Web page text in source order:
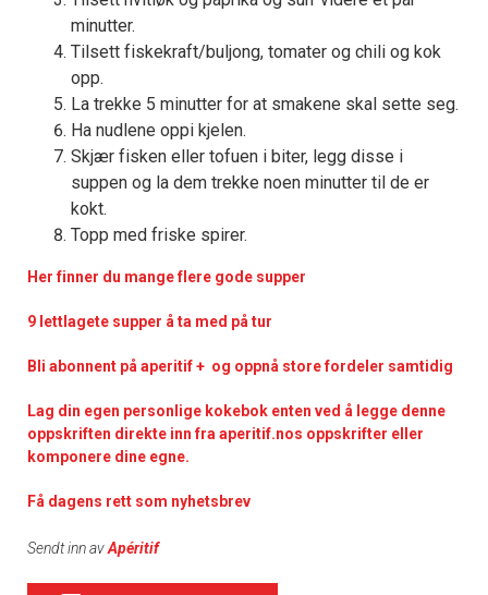
minutter.
Tilsett fiskekraft/buljong, tomater og chili og kok
opp.
La trekke 5 minutter for at smakene skal sette seg.
Ha nudlene oppi kjelen.
Skjær fisken eller tofuen i biter, legg disse i
suppen og la dem trekke noen minutter til de er
kokt.
Topp med friske spirer.
Her finner du mange flere gode supper
9 lettlagete supper å ta med på tur
Bli abonnent på aperitif + og oppnå store fordeler samtidig
Lag din egen personlige kokebok enten ved å legge denne
oppskriften direkte inn fra aperitif.nos oppskrifter eller
komponere dine egne.
Få dagens rett som nyhetsbrev
Sendt inn avApéritif